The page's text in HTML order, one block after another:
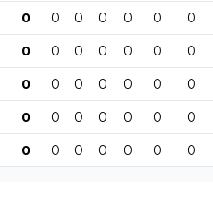
0 0 0 0 0 0 0
0 0 0 0 0 0 0
0 0 0 0 0 0 0
0 0 0 0 0 0 0
0 0 0 0 0 0 0